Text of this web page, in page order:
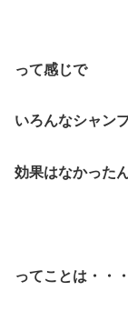
って感じで
いろんなシャン
効果はなかった
ってことは・・・